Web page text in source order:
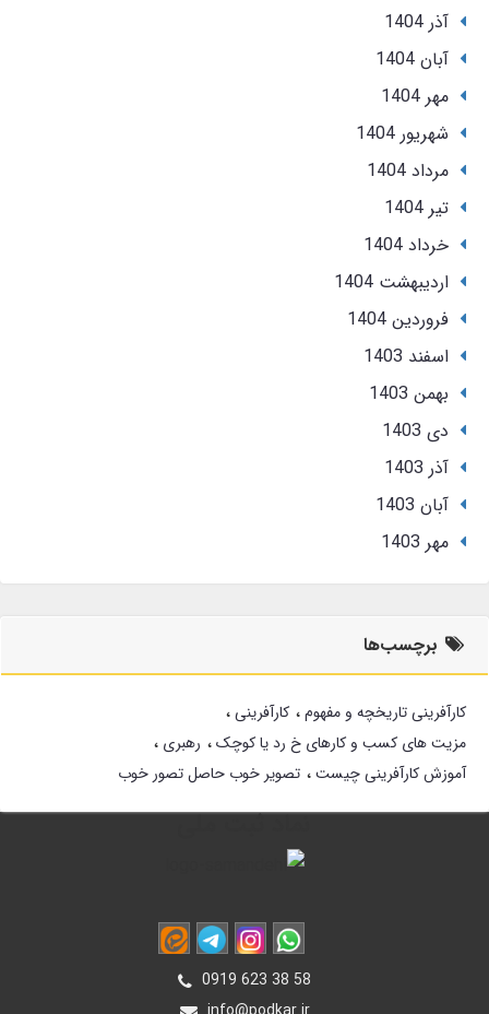
آذر 1404
آبان 1404
مهر 1404
شهریور 1404
مرداد 1404
تير 1404
خرداد 1404
ارديبهشت 1404
فروردین 1404
اسفند 1403
بهمن 1403
دی 1403
آذر 1403
آبان 1403
مهر 1403
برچسب‌ها
کارآفرینی تاریخچه و مفهوم کارآفرینی
مزیت های کسب و کارهای خ رد یا کوچک رهبری
آموزش کارآفرینی چیست تصویر خوب حاصل تصور خوب
نماد ثبت ملی
0919 623 38 58